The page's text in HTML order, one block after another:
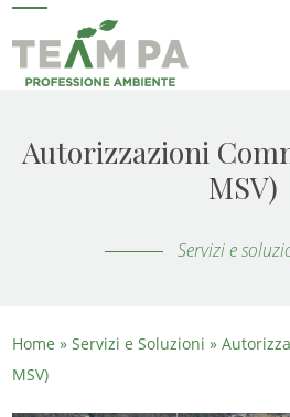
Skip
to
content
Open
mobile
menu
Close
mobile
menu
Autorizzazioni
MSV)
Servizi e
Home »Servizi e Soluzioni »
MSV)